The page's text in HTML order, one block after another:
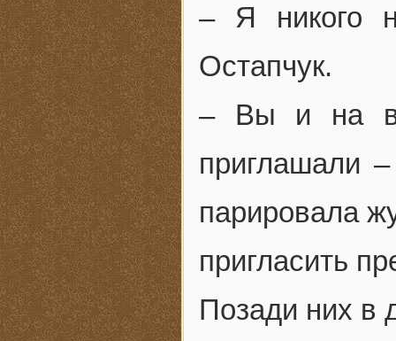
– Я никого
Остапчук.
– Вы и на
приглашали
парировала
пригласить
Позади них в